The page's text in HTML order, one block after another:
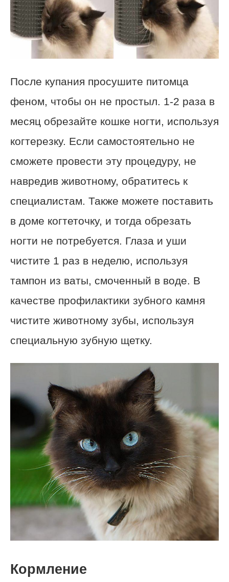
После купания просушите питомца
феном, чтобы он не простыл. 1-2 раза в
месяц обрезайте кошке ногти, используя
когтерезку. Если самостоятельно не
сможете провести эту процедуру, не
навредив животному, обратитесь к
специалистам. Также можете поставить
в доме когтеточку, и тогда обрезать
ногти не потребуется. Глаза и уши
чистите 1 раз в неделю, используя
тампон из ваты, смоченный в воде. В
качестве профилактики зубного камня
чистите животному зубы, используя
специальную зубную щетку.
Кормление